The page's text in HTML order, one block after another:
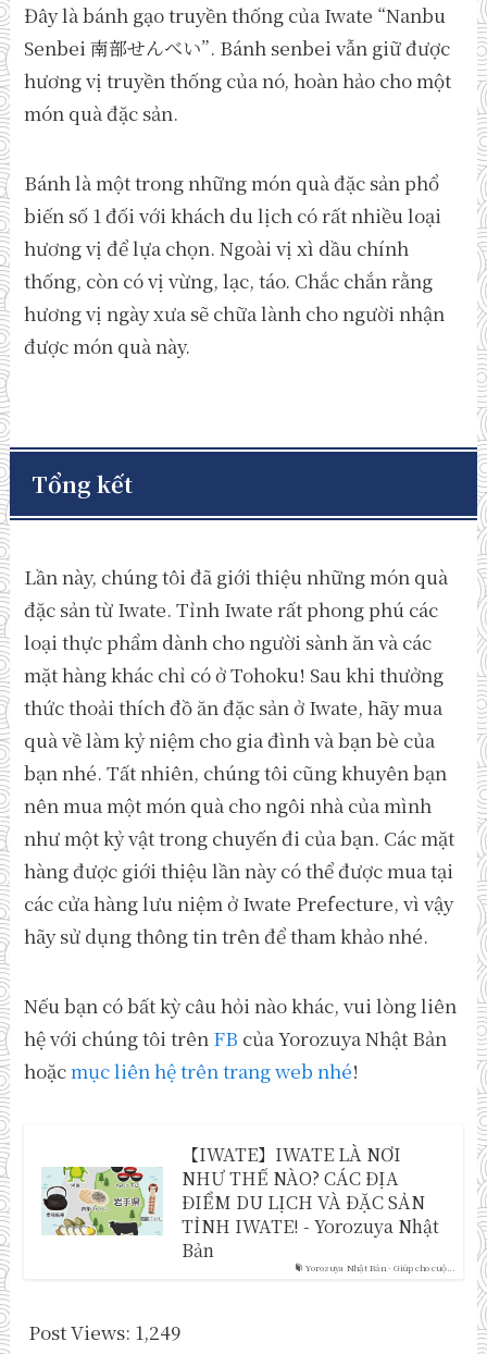
Đây là bánh gạo truyền thống của Iwate “Nanbu
Senbei 南部せんべい”. Bánh senbei vẫn giữ được
hương vị truyền thống của nó, hoàn hảo cho một
món quà đặc sản.
Bánh là một trong những món quà đặc sản phổ
biến số 1 đối với khách du lịch có rất nhiều loại
hương vị để lựa chọn. Ngoài vị xì dầu chính
thống, còn có vị vừng, lạc, táo. Chắc chắn rằng
hương vị ngày xưa sẽ chữa lành cho người nhận
được món quà này.
Tổng kết
Lần này, chúng tôi đã giới thiệu những món quà
đặc sản từ ​​Iwate. Tỉnh Iwate rất phong phú các
loại thực phẩm dành cho người sành ăn và các
mặt hàng khác chỉ có ở Tohoku! Sau khi thưởng
thức thoải thích đồ ăn đặc sản ở Iwate, hãy mua
quà về làm kỷ niệm cho gia đình và bạn bè của
bạn nhé. Tất nhiên, chúng tôi cũng khuyên bạn
nên mua một món quà cho ngôi nhà của mình
như một kỷ vật trong chuyến đi của bạn. Các mặt
hàng được giới thiệu lần này có thể được mua tại
các cửa hàng lưu niệm ở Iwate Prefecture, vì vậy
hãy sử dụng thông tin trên để tham khảo nhé.
Nếu bạn có bất kỳ câu hỏi nào khác, vui lòng liên
hệ với chúng tôi trên FB của Yorozuya Nhật Bản
hoặcmục liên hệ trên trang web nhé!
Yorozuya Nhật Bản - Giúp cho cuộ...
【IWATE】IWATE LÀ NƠI
NHƯ THẾ NÀO? CÁC ĐỊA
ĐIỂM DU LỊCH VÀ ĐẶC SẢN
TỈNH IWATE! - Yorozuya Nhật
Bản
Post Views: 1,249